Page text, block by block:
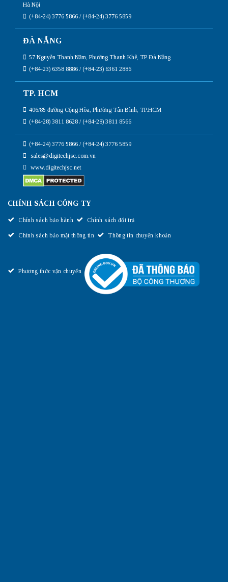
Hà Nội
(+84-24) 3776 5866 / (+84-24) 3776 5859
ĐÀ NẴNG
57 Nguyễn Thanh Năm, Phường Thanh Khê, TP Đà Nẵng
(+84-23) 6358 8886 / (+84-23) 6361 2886
TP. HCM
406/85 đường Cộng Hòa, Phường Tân Bình, TP.HCM
(+84-28) 3811 8628 / (+84-28) 3811 8566
(+84-24) 3776 5866 / (+84-24) 3776 5859
sales@digitechjsc.com.vn
www.digitechjsc.net
CHÍNH SÁCH CÔNG TY
Chính sách bảo hành Chính sách đổi trả
Chính sách bảo mật thông tin Thông tin chuyển khoản
Phương thức vận chuyển